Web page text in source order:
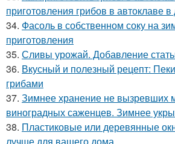
приготовления грибов в автоклаве
34. Фасоль в собственном соку на
приготовления
35. Сливы урожай. Добавление
36. Вкусный и полезный рецепт:
грибами
37. Зимнее хранение не вызревших
виноградных саженцев. Зимнее
38. Пластиковые или деревянные
лучше для вашего дома